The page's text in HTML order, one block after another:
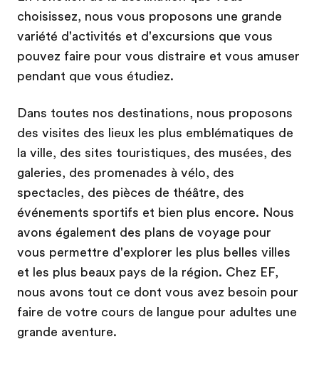
choisissez, nous vous proposons une grande
variété d'activités et d'excursions que vous
pouvez faire pour vous distraire et vous amuser
pendant que vous étudiez.
Dans toutes nos destinations, nous proposons
des visites des lieux les plus emblématiques de
la ville, des sites touristiques, des musées, des
galeries, des promenades à vélo, des
spectacles, des pièces de théâtre, des
événements sportifs et bien plus encore. Nous
avons également des plans de voyage pour
vous permettre d'explorer les plus belles villes
et les plus beaux pays de la région. Chez EF,
nous avons tout ce dont vous avez besoin pour
faire de votre cours de langue pour adultes une
grande aventure.